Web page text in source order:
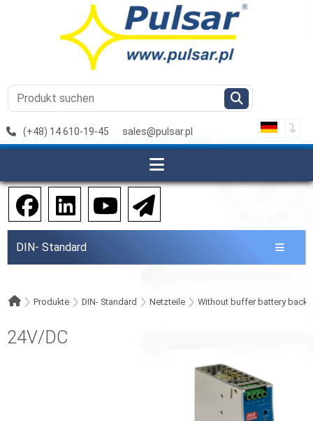
(+48) 14 610-19-45 sales@pulsar.pl
DIN- Standard
Produkte DIN- Standard Netzteile Without buffer battery
24V/DC